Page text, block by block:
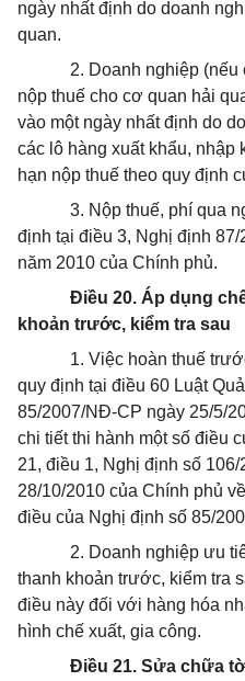
ngày nhất định do doanh
quan.
2. Doanh nghiệp
nộp thuế cho cơ quan hải
vào một ngày nhất định do
các lô hàng xuất khẩu, nhập
hạn nộp thuế theo quy định
3. Nộp thuế, phí qua
định tại điều 3, Nghị định
năm 2010 của Chính phủ.
Điều 20. Áp dụng
khoản trước, kiểm tra sau
1. Việc hoàn thuế
quy định tại điều 60 Luật
85/2007/NĐ-CP ngày 25/5/
chi tiết thi hành một số điều
21, điều 1, Nghị định số
28/10/2010 của Chính phủ
điều của Nghị định số 85/
2. Doanh nghiệp ưu
thanh khoản trước, kiểm tra
điều này đối với hàng hóa
hình chế xuất, gia công.
Điều 21. Sửa chữa